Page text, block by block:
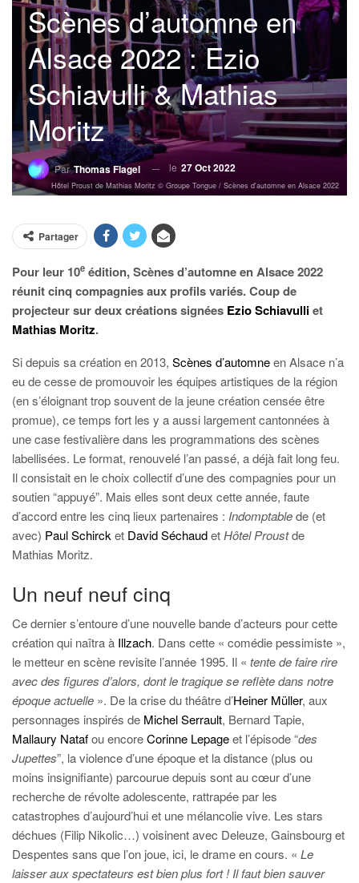
Scènes d’automne en
Alsace 2022 : Ezio
Schiavulli & Mathias
Moritz
ParThomas Flagel le 27 Oct 2022
Hôtel Proust de Mathias Moritz © Groupe Tongue / Scènes d'automne en Alsace 2022
Partager
Pour leur 10e édition, Scènes d’automne en Alsace 2022
réunit cinq compagnies aux profils variés. Coup de
projecteur sur deux créations signées Ezio Schiavulliet
Mathias Moritz.
Si depuis sa création en 2013, Scènes d’automneen Alsace n’a
eu de cesse de promouvoir les équipes artistiques de la région
(en s’éloignant trop souvent de la jeune création censée être
promue), ce temps fort les y a aussi largement cantonnées à
une case festivalière dans les programmations des scènes
labellisées. Le format, renouvelé l’an passé, a déjà fait long feu.
Il consistait en le choix collectif d’une des compagnies pour un
soutien “appuyé”. Mais elles sont deux cette année, faute
d’accord entre les cinq lieux partenaires : Indomptablede (et
avec) Paul Schirck et David SéchaudetHôtel Proustde
Mathias Moritz.
Un neuf neuf cinq
Ce dernier s’entoure d’une nouvelle bande d’acteurs pour cette
création qui naîtra à Illzach. Dans cette « comédie pessimiste »,
le metteur en scène revisite l’année 1995. Il « tentede faire rire
avec des figures d’alors, dont le tragique se reflète dans notre
époque actuelle ». De la crise du théâtre d’Heiner Müller, aux
personnages inspirés de Michel Serrault, Bernard Tapie,
Mallaury Natafou encoreCorinne Lepageet l’épisode “des
Jupettes”, la violence d’une époque et la distance (plus ou
moins insignifiante) parcourue depuis sont au cœur d’une
recherche de révolte adolescente, rattrapée par les
catastrophes d’aujourd’hui et une mélancolie vive. Les stars
déchues (Filip Nikolic…) voisinent avec Deleuze, Gainsbourg et
Despentes sans que l’on joue, ici, le drame en cours. « Le
laisser aux spectateurs est bien plus fort ! Il faut bien sauver